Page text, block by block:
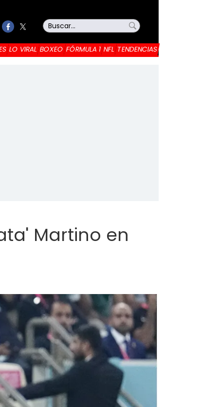
LO VIRAL BOXEO FÓRMULA 1 NFL TENDENCIAS
Martino en